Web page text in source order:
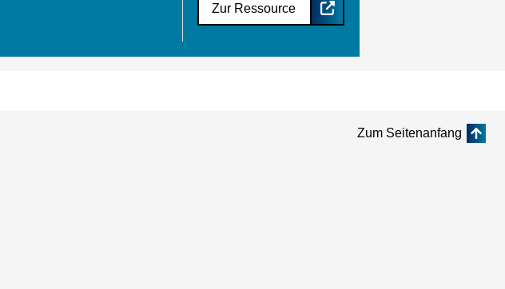
Zur Ressource
Zum Seitenanfang